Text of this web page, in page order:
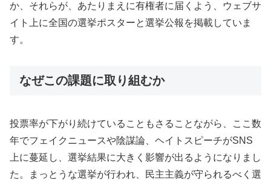
か、それらが、あたりまえに有権者に届くよう、ウェブサ
イト上に全国の選挙ポスターと選挙公報を掲載していま
す。
なぜこの課題に取り組むか
投票率が下がり続けていることもさることながら、ここ数
年でフェイクニュースや陰謀論、ヘイトスピーチがSNS
上に蔓延し、選挙結果に大きく影響が出るようになりまし
た。まっとうな選挙が行われ、民主主義が守られるべく選